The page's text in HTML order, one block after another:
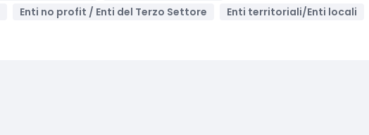
Enti no profit / Enti del Terzo Settore
Enti territoriali/Enti locali